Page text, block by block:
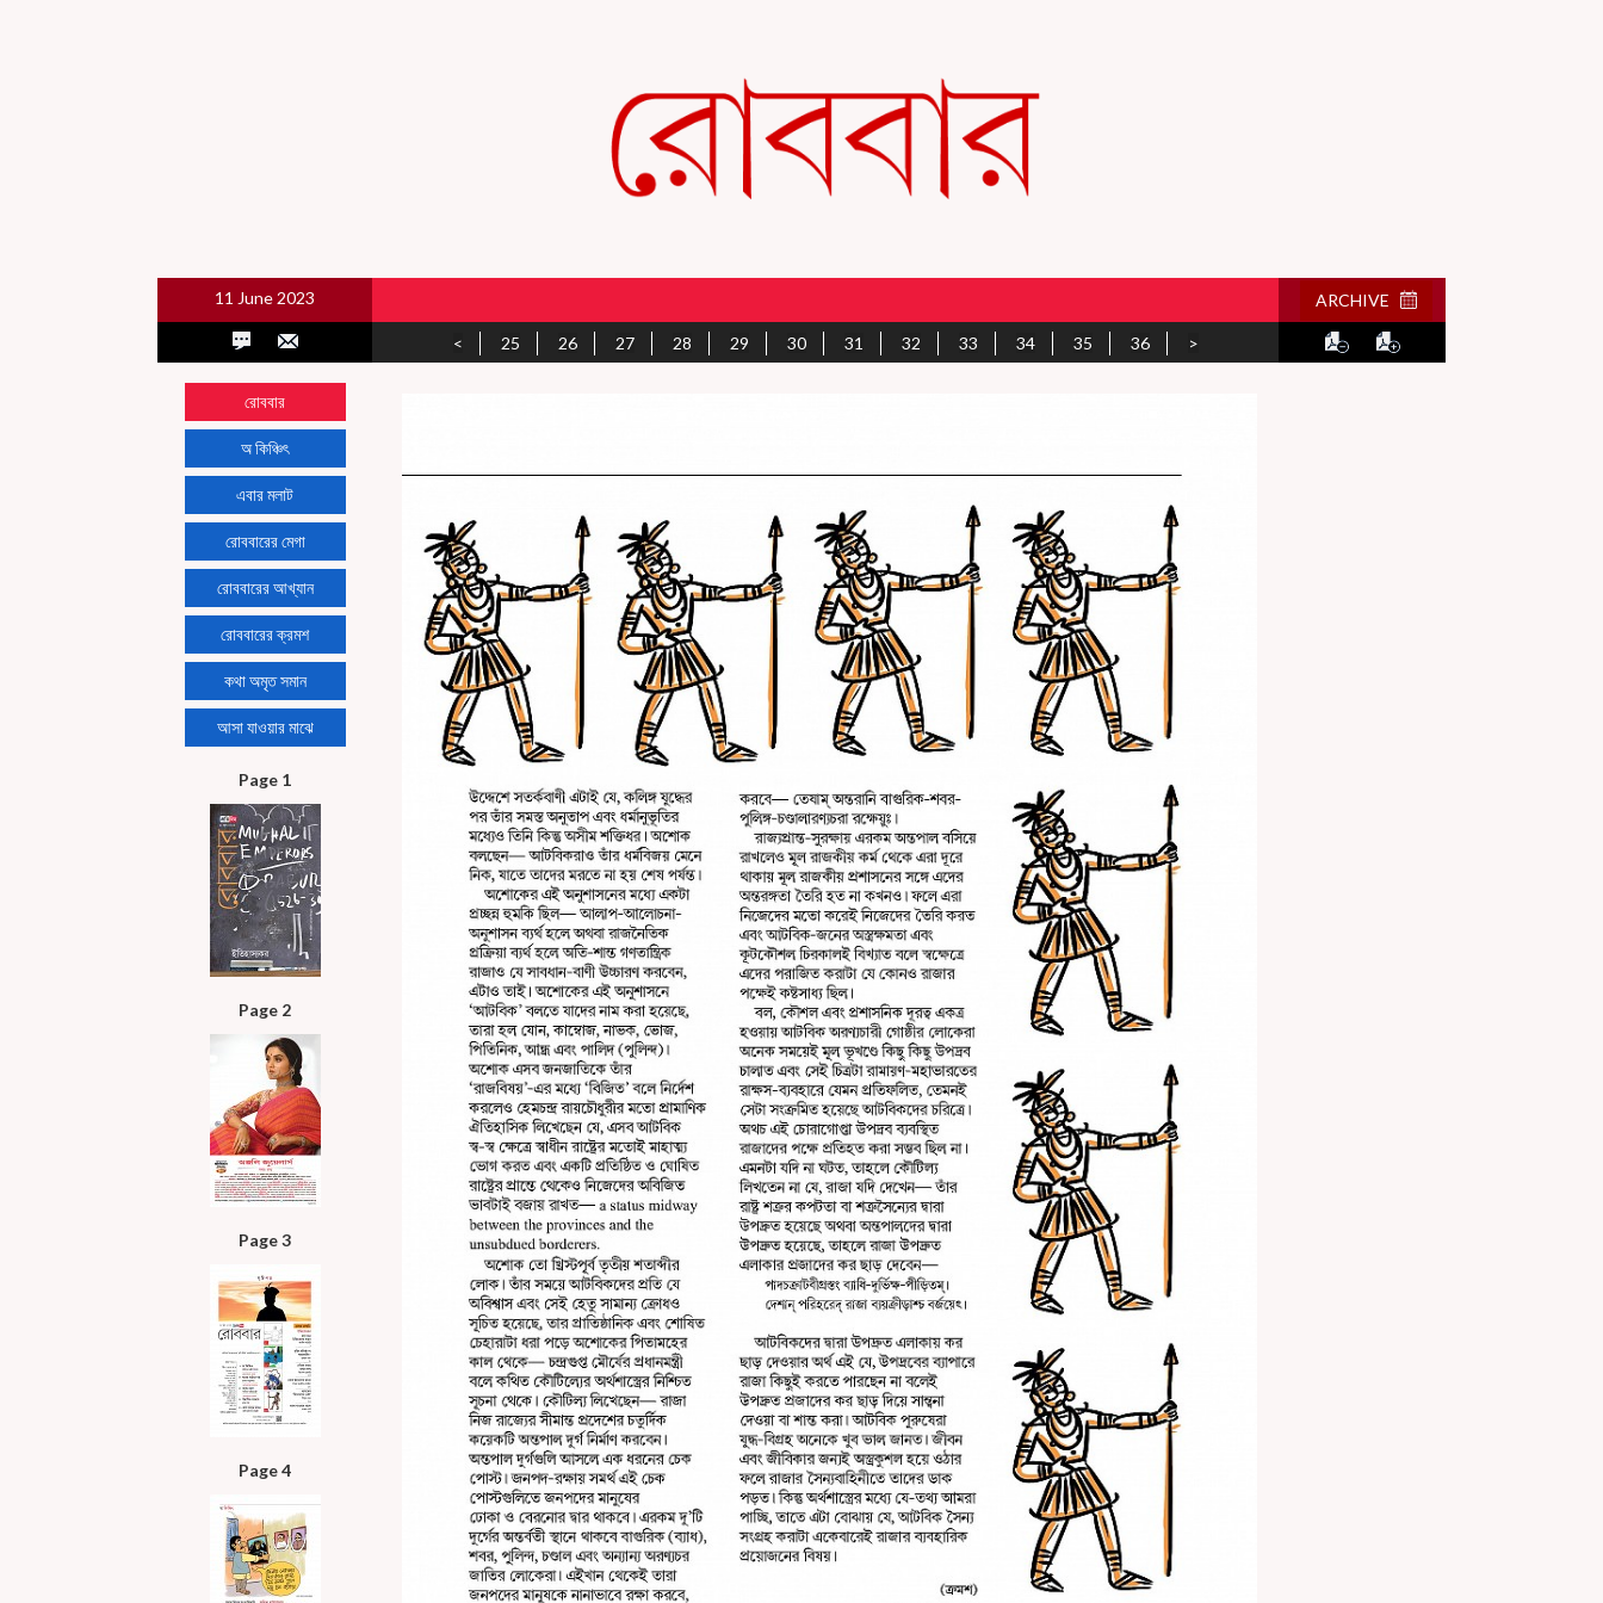
11 June 2023 ARCHIVE
< 25 26 27 28 29 30 31 32 33 34 35 36 >
রোববার
অ কিঞ্চিৎ
এবার মলাট
রোববারের মেগা
রোববারের আখ্যান
রোববারের ক্রমশ
কথা অমৃত সমান
আসা যাওয়ার মাঝে
Page 1
Page 2
Page 3
Page 4